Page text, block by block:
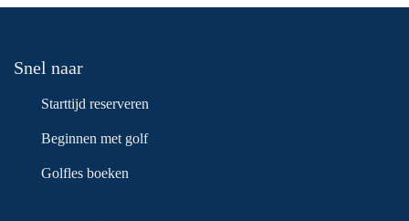
Snel naar
Starttijd reserveren
Beginnen met golf
Golfles boeken